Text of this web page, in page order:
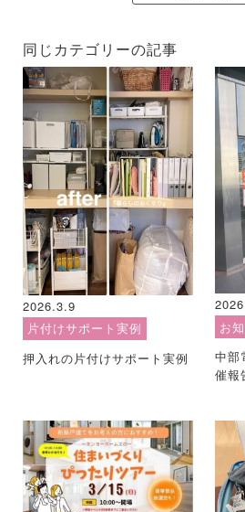
同じカテゴリーの記事
2026.3.9
片付けサポート実例
押入れの片付けサポート実例
お
中部
催報